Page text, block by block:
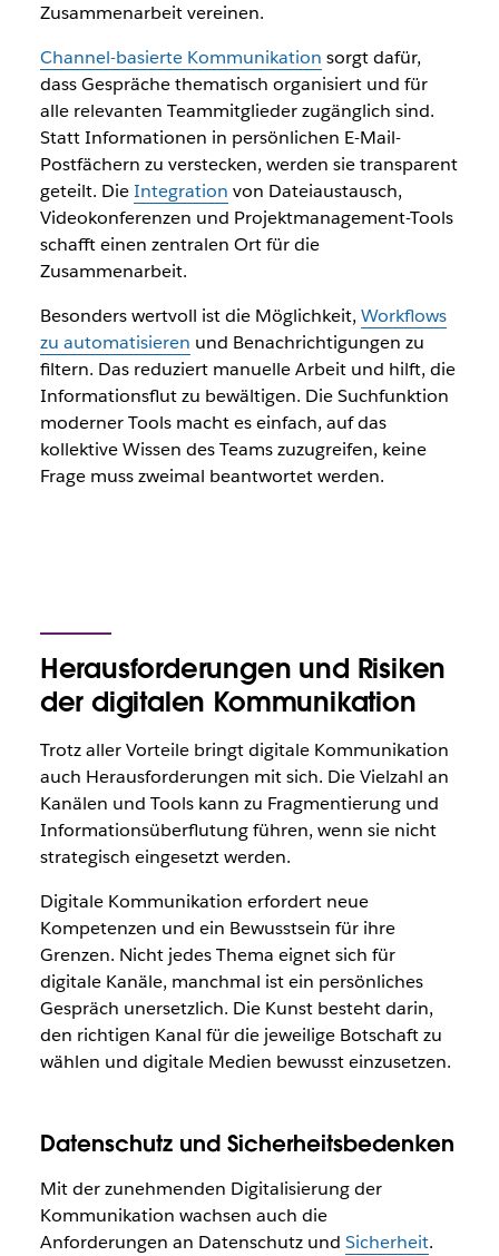
Zusammenarbeit vereinen.
Channel-basierte Kommunikation sorgt dafür,
dass Gespräche thematisch organisiert und für
alle relevanten Teammitglieder zugänglich sind.
Statt Informationen in persönlichen E-Mail-
Postfächern zu verstecken, werden sie transparent
geteilt. DieIntegration von Dateiaustausch,
Videokonferenzen und Projektmanagement-Tools
schafft einen zentralen Ort für die
Zusammenarbeit.
Besonders wertvoll ist die Möglichkeit, Workflows
zu automatisieren und Benachrichtigungen zu
filtern. Das reduziert manuelle Arbeit und hilft, die
Informationsflut zu bewältigen. Die Suchfunktion
moderner Tools macht es einfach, auf das
kollektive Wissen des Teams zuzugreifen, keine
Frage muss zweimal beantwortet werden.
Herausforderungen und Risiken
der digitalen Kommunikation
Trotz aller Vorteile bringt digitale Kommunikation
auch Herausforderungen mit sich. Die Vielzahl an
Kanälen und Tools kann zu Fragmentierung und
Informationsüberflutung führen, wenn sie nicht
strategisch eingesetzt werden.
Digitale Kommunikation erfordert neue
Kompetenzen und ein Bewusstsein für ihre
Grenzen. Nicht jedes Thema eignet sich für
digitale Kanäle, manchmal ist ein persönliches
Gespräch unersetzlich. Die Kunst besteht darin,
den richtigen Kanal für die jeweilige Botschaft zu
wählen und digitale Medien bewusst einzusetzen.
Datenschutz und Sicherheitsbedenken
Mit der zunehmenden Digitalisierung der
Kommunikation wachsen auch die
Anforderungen an Datenschutz und Sicherheit.